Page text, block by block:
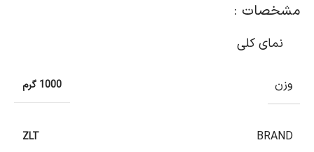
مشخصات :
نمای کلی
وزن 1000 گرم
BRAND
ZLT